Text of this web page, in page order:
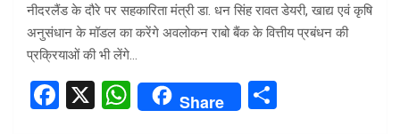
नीदरलैंड के दौरे पर सहकारिता मंत्री डा. धन सिंह रावत डेयरी, खाद्य एवं कृषि
अनुसंधान के मॉडल का करेंगे अवलोकन राबो बैंक के वित्तीय प्रबंधन की
प्रक्रियाओं की भी लेंगे…
F
X
W
Share